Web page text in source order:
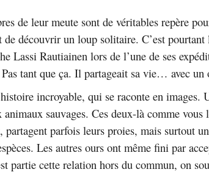
de leur meute sont de véritables repère
de découvrir un loup solitaire. C’est pourtant
Lassi Rautiainen lors de l’une de ses
tant que ça. Il partageait sa vie… avec un
incroyable, qui se raconte en images.
animaux sauvages. Ces deux-là comme vous
partagent parfois leurs proies, mais surtout
Les autres ours ont même fini par
partie cette relation hors du commun, on